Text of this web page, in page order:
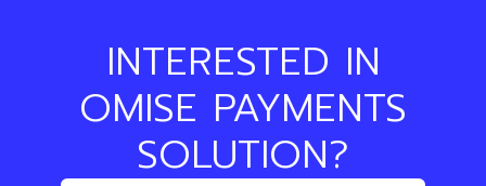
INTERESTED IN
OMISE PAYMENTS
SOLUTION?